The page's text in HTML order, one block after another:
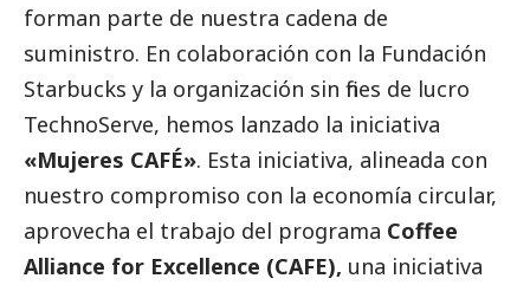
forman parte de nuestra cadena de
suministro. En colaboración con la Fundación
Starbucks y la organización sin fines de lucro
TechnoServe, hemos lanzado la iniciativa
«Mujeres CAFÉ». Esta iniciativa, alineada con
nuestro compromiso con la economía circular,
aprovecha el trabajo del programa Coffee
Alliance for Excellence (CAFE), una iniciativa